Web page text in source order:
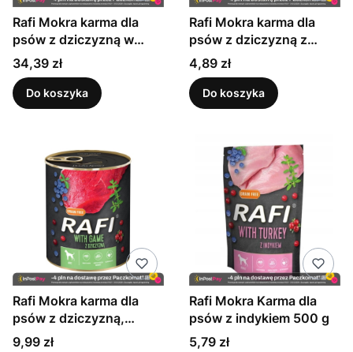
Rafi Mokra karma dla
psów z dziczyzną w
saszetkach 300 g x 10
sztuk
Cena
34,39 zł
Do koszyka
Rafi Mokra karma dla
psów z dziczyzną z
dodatkiem borówki i
żurawiny 400 g
Cena
4,89 zł
Do koszyka
Rafi Mokra karma dla
psów z dziczyzną,
borówką i żurawiną 800
Cena
9,99 zł
Rafi Mokra Karma dla
psów z indykiem 500 g
Cena
5,79 zł